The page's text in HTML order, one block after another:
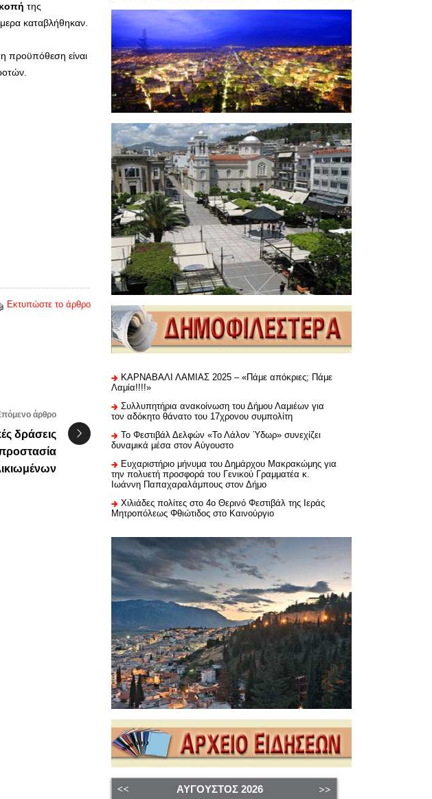
της
καταβλήθηκαν.
προϋπόθεση είναι
Εκτυπώστε το άρθρο
άρθρο
δράσεις
ΚΑΡΝΑΒΑΛΙ ΛΑΜΙΑΣ 2025 – «Πάμε απόκριες; Πάμε
Λαμία!!!!»
Συλλυπητήρια ανακοίνωση του Δήμου Λαμιέων για
τον αδόκητο θάνατο του 17χρονου συμπολίτη
Το Φεστιβάλ Δελφών «Το Λάλον Ύδωρ» συνεχίζει
δυναμικά μέσα στον Αύγουστο
Ευχαριστήριo μήνυμα του Δημάρχου Μακρακώμης για
την πολυετή προσφορά του Γενικού Γραμματέα κ.
Ιωάννη Παπαχαραλάμπους στον Δήμο
Χιλιάδες πολίτες στο 4ο Θερινό Φεστιβάλ της Ιεράς
Μητροπόλεως Φθιώτιδος στο Καινούργιο
ΑΎΓΟΥΣΤΟΣ 2026